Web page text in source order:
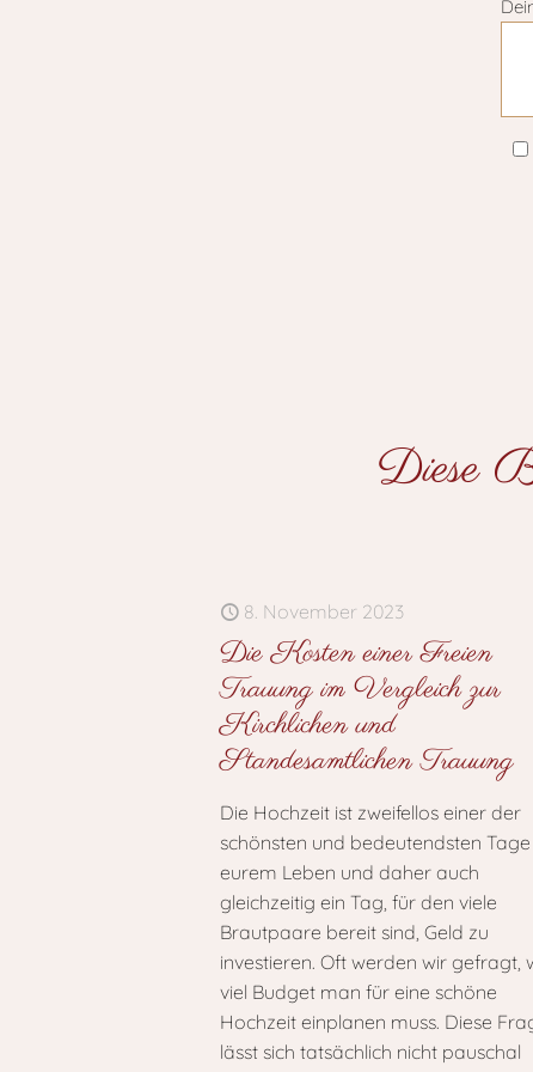
Diese
8. November 2023
Die Kosten einer Freien
Trauung im Vergleich zur
Kirchlichen und
Standesamtlichen Trauung
Die Hochzeit ist zweifellos einer der
schönsten und bedeutendsten Tage
eurem Leben und daher auch
gleichzeitig ein Tag, für den viele
Brautpaare bereit sind, Geld zu
investieren. Oft werden wir gefragt,
viel Budget man für eine schöne
Hochzeit einplanen muss. Diese
lässt sich tatsächlich nicht pauschal